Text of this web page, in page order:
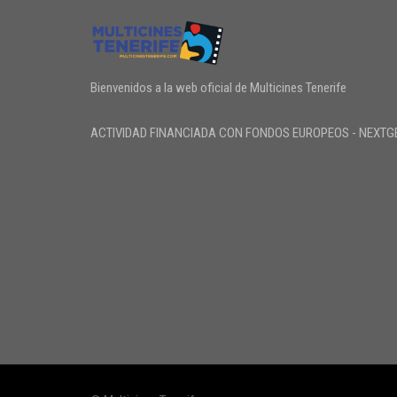
Bienvenidos a la web oficial de Multicines Tenerife
ACTIVIDAD FINANCIADA CON FONDOS EUROPEOS -